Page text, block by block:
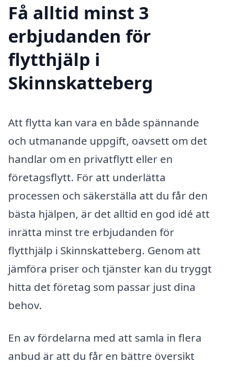
Få alltid minst 3
erbjudanden för
flytthjälp i
Skinnskatteberg
Att flytta kan vara en både spännande
och utmanande uppgift, oavsett om det
handlar om en privatflytt eller en
företagsflytt. För att underlätta
processen och säkerställa att du får den
bästa hjälpen, är det alltid en god idé att
inrätta minst tre erbjudanden för
flytthjälp i Skinnskatteberg. Genom att
jämföra priser och tjänster kan du tryggt
hitta det företag som passar just dina
behov.
En av fördelarna med att samla in flera
anbud är att du får en bättre översikt